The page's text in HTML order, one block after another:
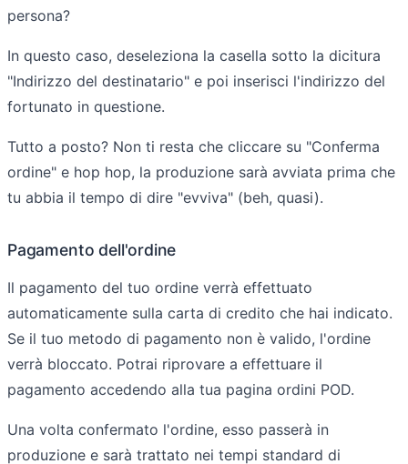
persona?
In questo caso, deseleziona la casella sotto la dicitura
"Indirizzo del destinatario" e poi inserisci l'indirizzo del
fortunato in questione.
Tutto a posto? Non ti resta che cliccare su "Conferma
ordine" e hop hop, la produzione sarà avviata prima che
tu abbia il tempo di dire "evviva" (beh, quasi).
Pagamento dell'ordine
Il pagamento del tuo ordine verrà effettuato
automaticamente sulla carta di credito che hai indicato.
Se il tuo metodo di pagamento non è valido, l'ordine
verrà bloccato. Potrai riprovare a effettuare il
pagamento accedendo alla tua pagina ordini POD.
Una volta confermato l'ordine, esso passerà in
produzione e sarà trattato nei tempi standard di